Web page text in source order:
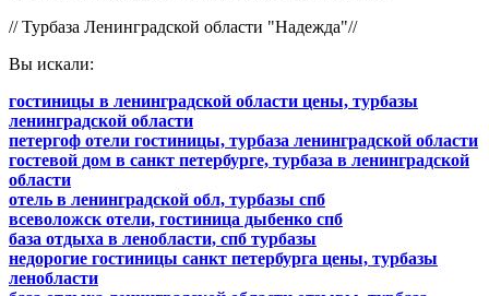
// Турбаза Ленинградской области "Надежда"//
Вы искали:
гостиницы в ленинградской области цены, турбазы
ленинградской области
петергоф отели гостиницы, турбаза ленинградской области
гостевой дом в санкт петербурге, турбаза в ленинградской
области
отель в ленинградской обл, турбазы спб
всеволожск отели, гостиница дыбенко спб
база отдыха в ленобласти, спб турбазы
недорогие гостиницы санкт петербурга цены, турбазы
ленобласти